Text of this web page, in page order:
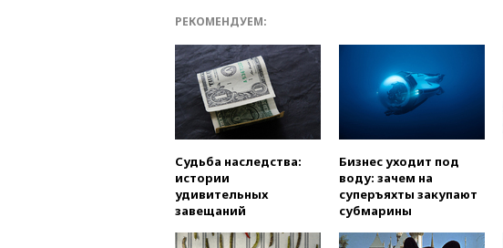
РЕКОМЕНДУЕМ:
Судьба наследства:
истории
удивительных
завещаний
Бизнес уходит под
воду: зачем на
суперъяхты закупают
субмарины